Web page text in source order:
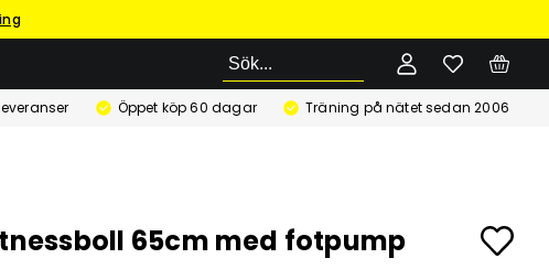
Sök
Öppet köp 60 dagar Träning på nätet sedan 2006
65cm med fotpump